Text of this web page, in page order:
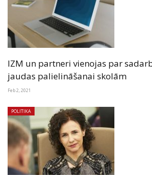
IZM un partneri vienojas par
jaudas palielināšanai skolām
Feb 2, 2021
POLITIKA